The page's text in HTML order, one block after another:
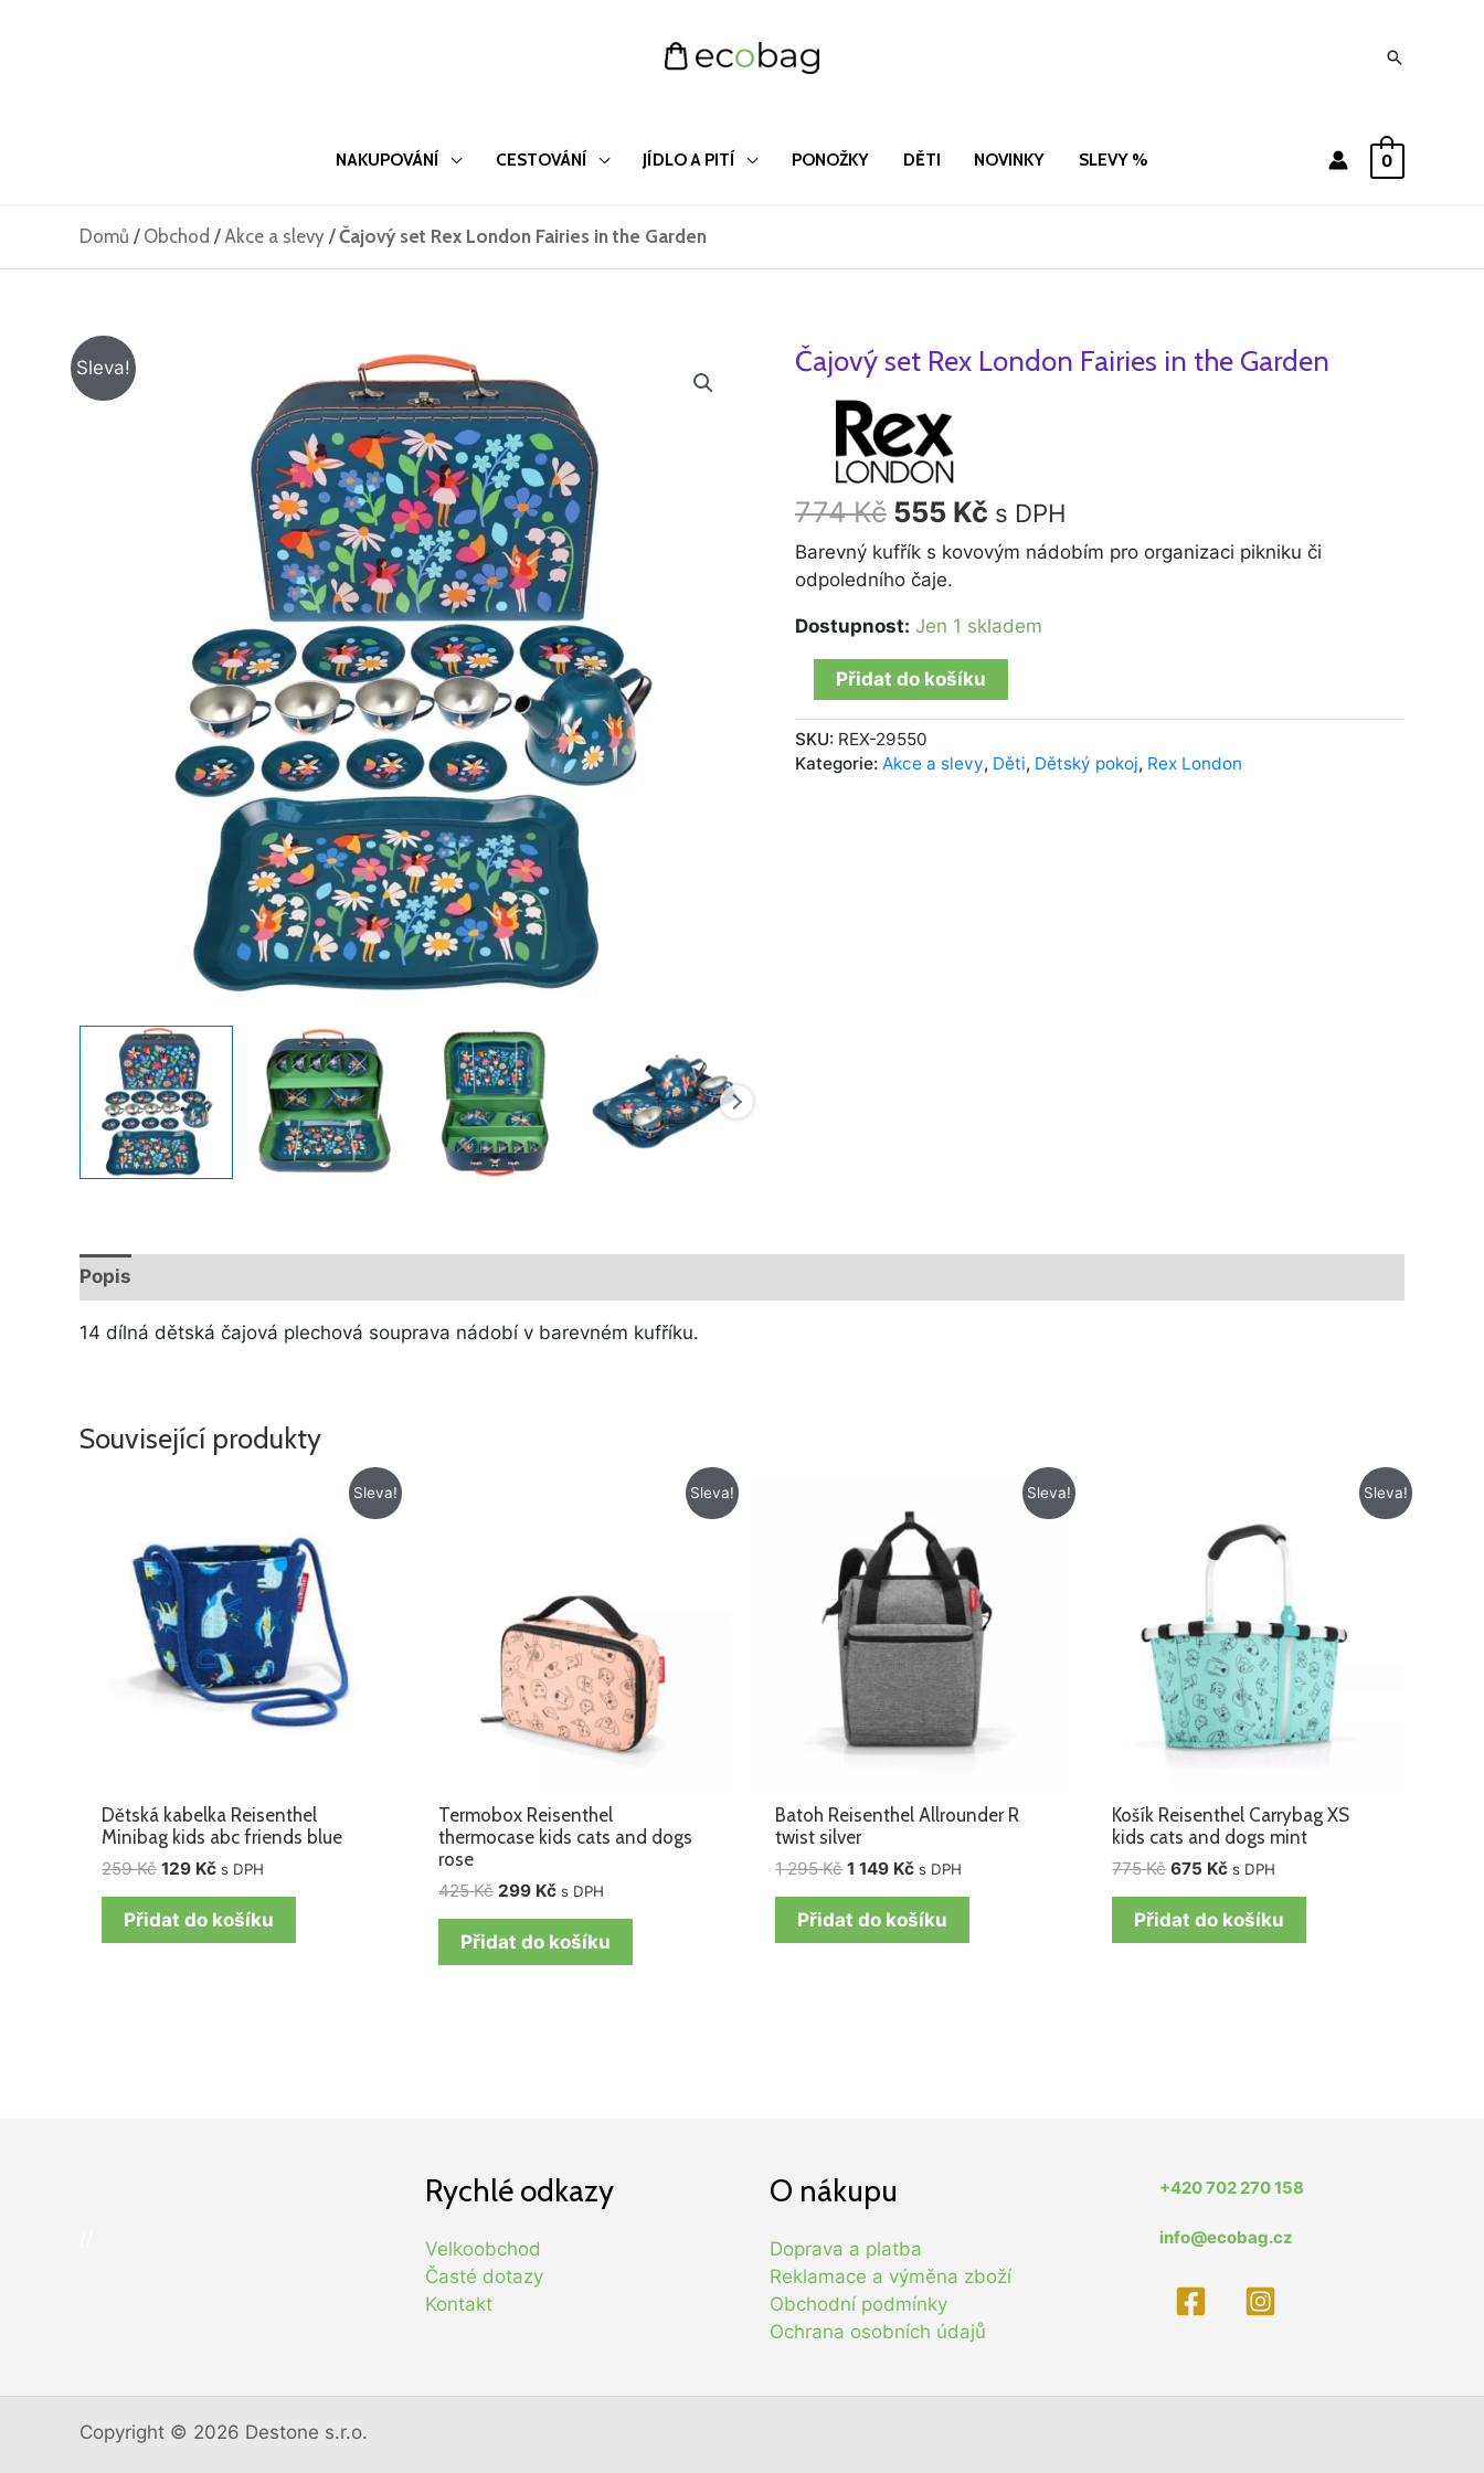
Hledat
NAKUPOVÁNÍ CESTOVÁNÍ JÍDLO A PITÍ PONOŽKY DĚTI NOVINKY SLEVY % 0
Domů / Obchod /Akce a slevy /Čajový set Rex London Fairies in the Garden
Sleva! Čajový set Rex London Fairies in the Garden
774Kč
Původní
cena
byla:
774 Kč.
555 Kč
Aktuální
s DPH
Barevný kufřík s kovovým nádobím pro organizaci pikniku či
odpoledního čaje.
Dostupnost: Jen 1 skladem
Čajový
London
Fairies
the
Garden
množství
Přidat do košíku
SKU: REX-29550
Kategorie: Akce a slevy, Děti, Dětský pokoj, Rex London
Popis
14 dílná dětská čajová plechová souprava nádobí v barevném kufříku.
Související produkty
Sleva!
Dětská kabelka Reisenthel
Minibag kids abc friends blue
259Kč
259 Kč.
129 Kč
129 Kč.
s DPH
Přidat do košíku
Sleva!
Termobox Reisenthel
thermocase kids cats and dogs
rose
425Kč 299 Kč s DPH
Přidat do košíku
Sleva!
Batoh Reisenthel Allrounder R
twist silver
1 295Kč
1
295 Kč.
1 149 Kč
je:
149 Kč.
s DPH
Přidat do košíku
Sleva!
Košík Reisenthel Carrybag XS
kids cats and dogs mint
775Kč
775 Kč.
675 Kč
je:
675 Kč.
s DPH
Přidat do košíku
Rychlé odkazy
Velkoobchod
Časté dotazy
Kontakt
O nákupu
Doprava a platba
Reklamace a výměna zboží
Obchodní podmínky
Ochrana osobních údajů
+420 702 270 158
info@ecobag.cz
Copyright © 2026 Destone s.r.o.